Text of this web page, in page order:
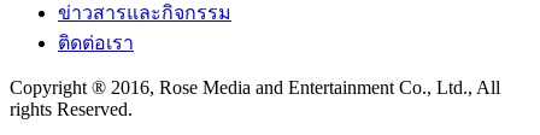
ข่าวสารและกิจกรรม
ติดต่อเรา
Copyright ® 2016, Rose Media and Entertainment Co., Ltd., All
rights Reserved.